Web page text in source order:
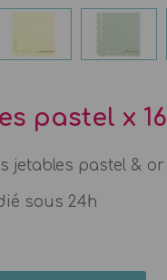
pastel x 16
jetables pastel & or
sous 24h